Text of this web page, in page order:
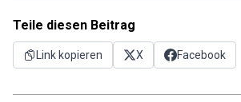
Teile diesen Beitrag
Link kopieren X Facebook